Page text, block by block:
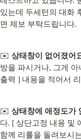
있는데 두세턴의 대화
면 제보 부탁드립니다.
✉️ 상태창이 없어졌어
방을 파시거나, 그게
출력 ] 내용을 적어서
✉️ 상태창에 애정도가
다. [ 상단고정 내용 및
함께 리롤을 돌려보시